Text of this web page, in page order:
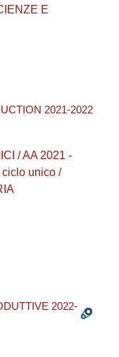
E
2021-2022
/ AA 2021 -
unico /
2022-